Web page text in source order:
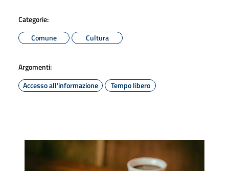
Categorie:
Comune
Cultura
Argomenti:
Accesso all'informazione
Tempo libero